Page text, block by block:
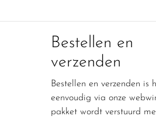
Bestellen en
verzenden
Bestellen en verzenden is
eenvoudig via onze
pakket wordt verstuurd